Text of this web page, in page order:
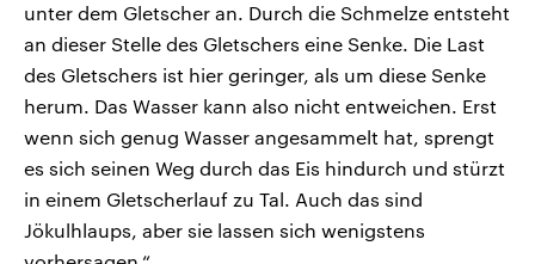
unter dem Gletscher an. Durch die Schmelze entsteht
an dieser Stelle des Gletschers eine Senke. Die Last
des Gletschers ist hier geringer, als um diese Senke
herum. Das Wasser kann also nicht entweichen. Erst
wenn sich genug Wasser angesammelt hat, sprengt
es sich seinen Weg durch das Eis hindurch und stürzt
in einem Gletscherlauf zu Tal. Auch das sind
Jökulhlaups, aber sie lassen sich wenigstens